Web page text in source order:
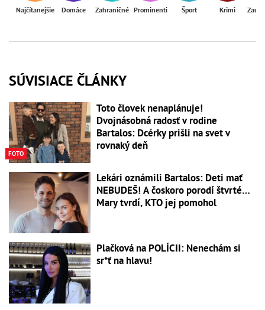
Najčítanejšie Domáce Zahraničné Prominenti Šport Krimi
SÚVISIACE ČLÁNKY
FOTO
Toto človek nenaplánuje!
Dvojnásobná radosť v rodine
Bartalos: Dcérky prišli na svet v
rovnaký deň
Lekári oznámili Bartalos: Deti mať
NEBUDEŠ! A čoskoro porodí štvrté…
Mary tvrdí, KTO jej pomohol
Plačková na POLÍCII: Nenechám si
sr*ť na hlavu!